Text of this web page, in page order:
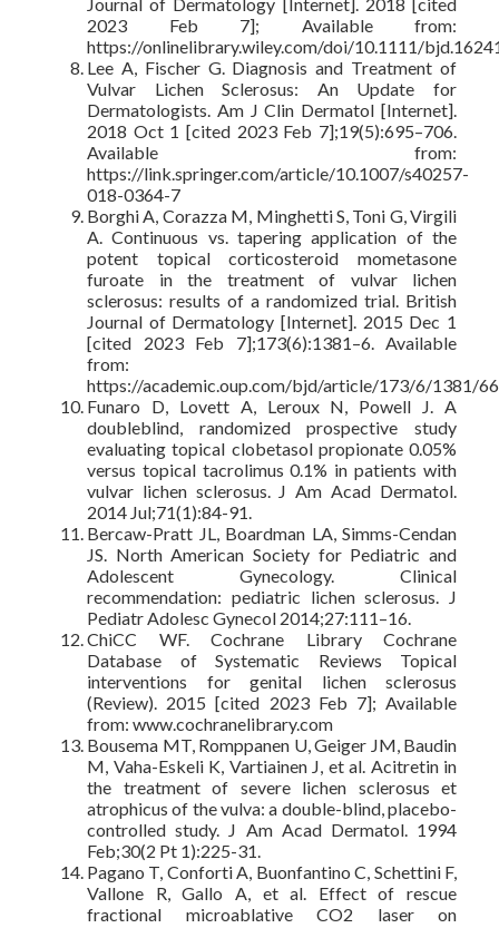
2023 Feb 7]; Available from:
https://onlinelibrary.wiley.com/doi/10.1111/
Lee A, Fischer G. Diagnosis and Treatment of
Vulvar Lichen Sclerosus: An Update for
Dermatologists. Am J Clin Dermatol [Internet].
2018 Oct 1 [cited 2023 Feb 7];19(5):695–706.
Available from:
https://link.springer.com/article/10.1007/s40257-
018-0364-7
Borghi A, Corazza M, Minghetti S, Toni G, Virgili
A. Continuous vs. tapering application of the
potent topical corticosteroid mometasone
furoate in the treatment of vulvar lichen
sclerosus: results of a randomized trial. British
Journal of Dermatology [Internet]. 2015 Dec 1
[cited 2023 Feb 7];173(6):1381–6. Available
from:
https://academic.oup.com/bjd/article/173/6/1381/
Funaro D, Lovett A, Leroux N, Powell J. A
doubleblind, randomized prospective study
evaluating topical clobetasol propionate 0.05%
versus topical tacrolimus 0.1% in patients with
vulvar lichen sclerosus. J Am Acad Dermatol.
2014 Jul;71(1):84-91.
Bercaw-Pratt JL, Boardman LA, Simms-Cendan
JS. North American Society for Pediatric and
Adolescent Gynecology. Clinical
recommendation: pediatric lichen sclerosus. J
Pediatr Adolesc Gynecol 2014;27:111–16.
ChiCC WF. Cochrane Library Cochrane
Database of Systematic Reviews Topical
interventions for genital lichen sclerosus
(Review). 2015 [cited 2023 Feb 7]; Available
from: www.cochranelibrary.com
Bousema MT, Romppanen U, Geiger JM, Baudin
M, Vaha-Eskeli K, Vartiainen J, et al. Acitretin in
the treatment of severe lichen sclerosus et
atrophicus of the vulva: a double-blind, placebo-
controlled study. J Am Acad Dermatol. 1994
Feb;30(2 Pt 1):225-31.
Pagano T, Conforti A, Buonfantino C, Schettini F,
Vallone R, Gallo A, et al. Effect of rescue
fractional microablative CO2 laser on